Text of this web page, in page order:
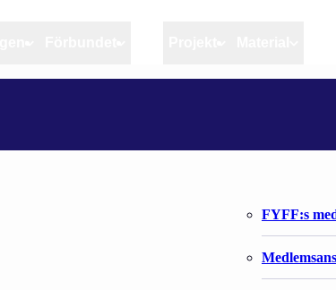
Artiklar Näringen
Riktlinjer för god praxis
Stöd till fiskerinäringen
Anvisningar
Förbundet
FYFF:s